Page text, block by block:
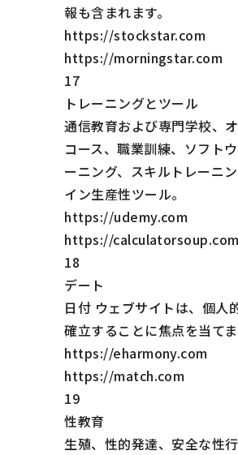
報も含まれます。
https://stockstar.com
https://morningstar.com
17
トレーニングとツール
通信教育および専門学校、
コース、職業訓練、ソフト
ーニング、スキルトレーニ
イン生産性ツール。
https://udemy.com
https://
18
デート
日付 ウェブサイトは、個人
確立することに焦点を当て
https://eharmony.com
https://match.com
19
性教育
生殖、性的発達、安全な性